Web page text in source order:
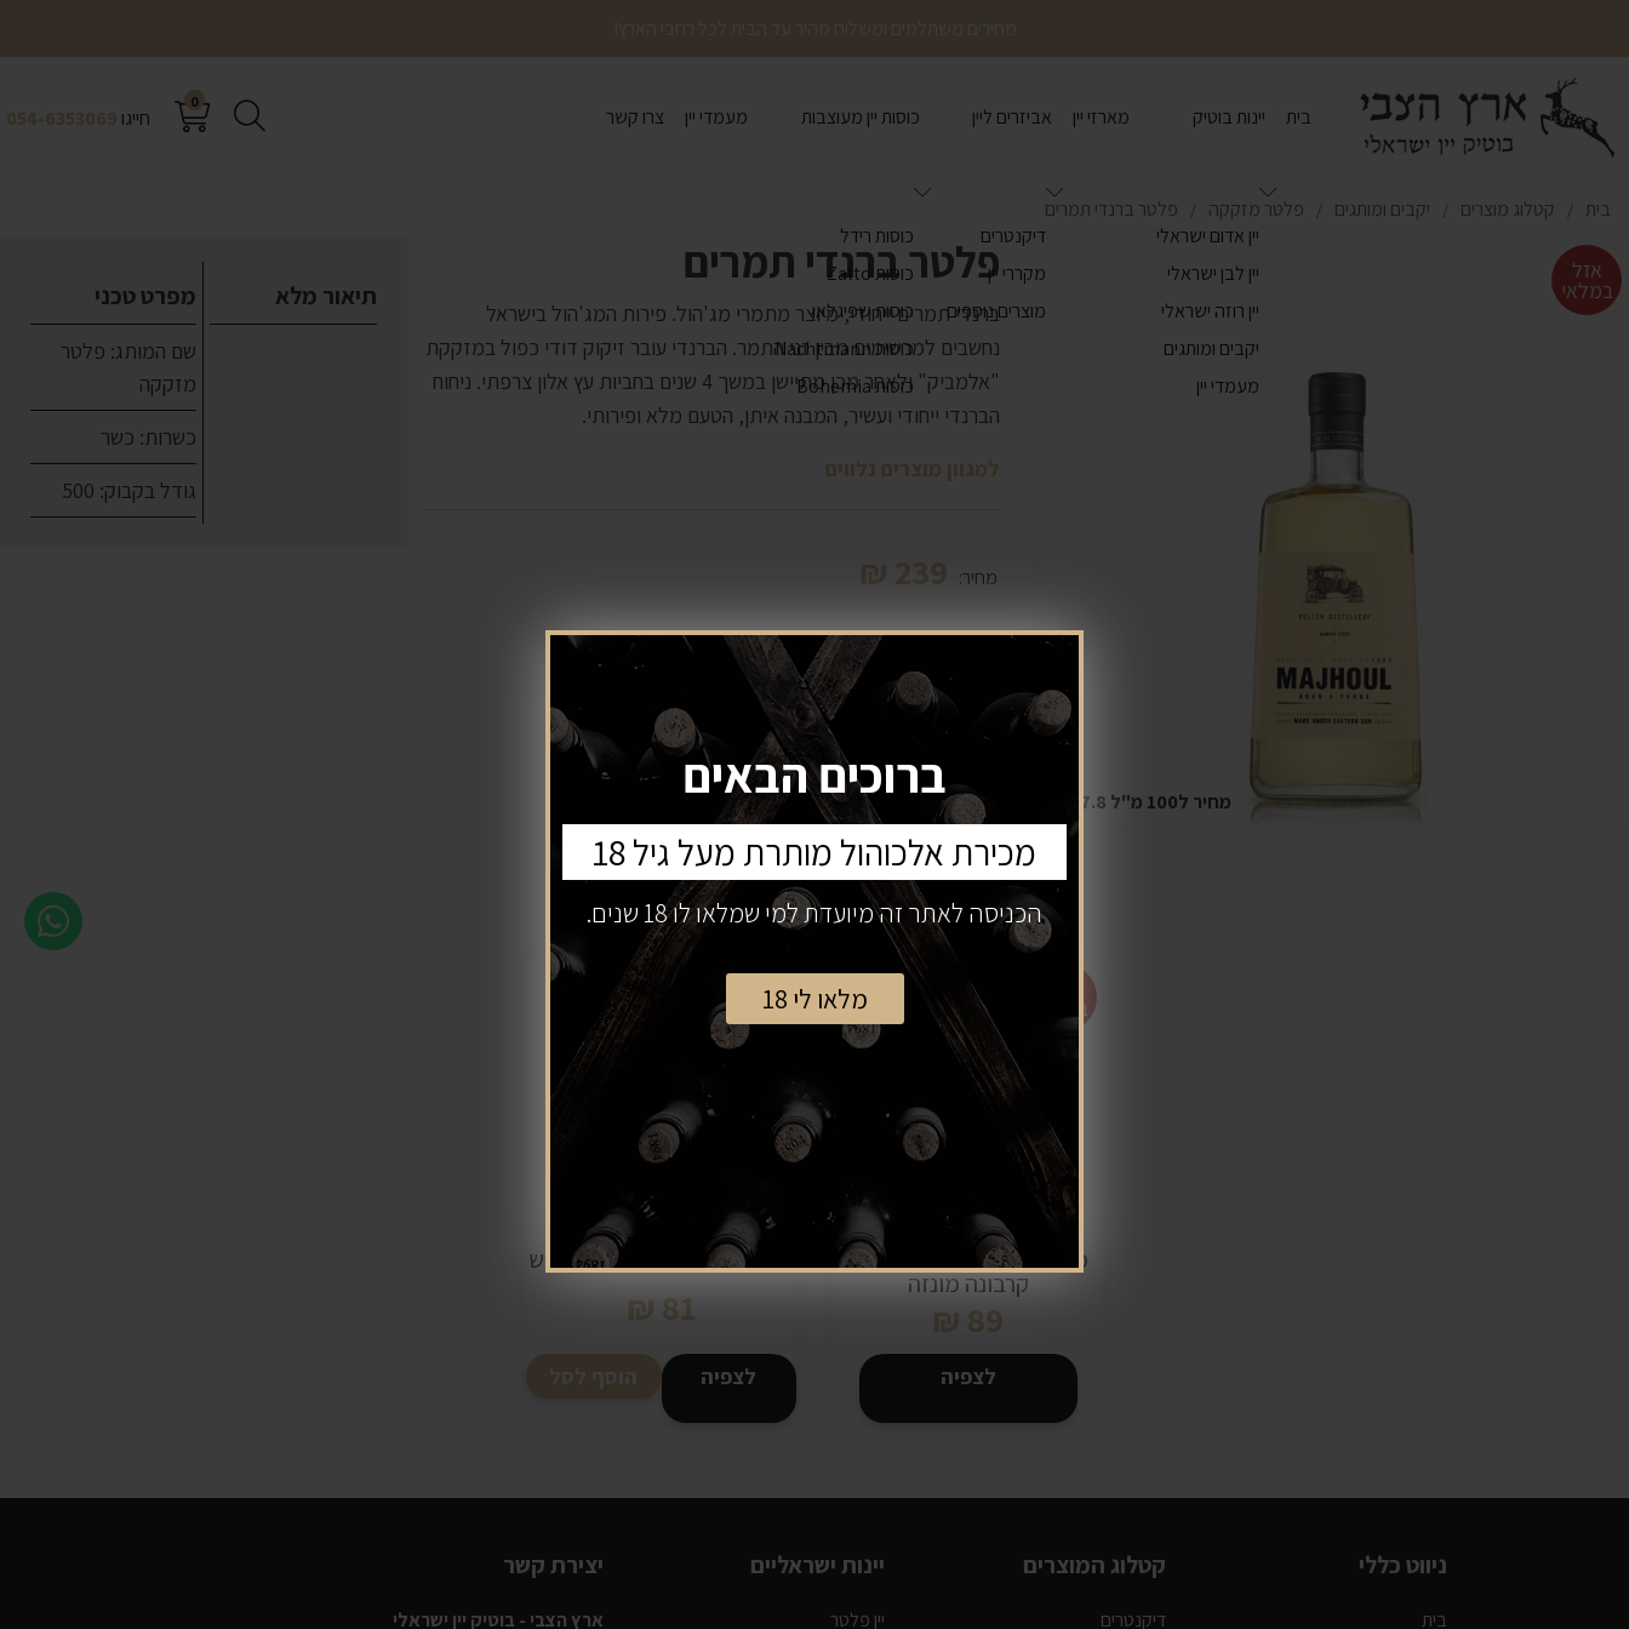
ברוכים הבאים
מכירת אלכוהול מותרת מעל גיל 18
הכניסה לאתר זה מיועדת למי שמלאו לו 18 שנים.
מלאו לי 18
בית יינות בוטיק
יין אדום ישראלי
יין לבן ישראלי
יין רוזה ישראלי
יקבים ומותגים
מעמדי יין
מארזי יין אביזרים ליין
דיקנטרים
מקררי יין
מוצרים נוספים
כוסות יין מעוצבות
כוסות רידל
כוסות Zalto
כוסות שפיגלאו
כוסות Nachtmann
כוסות Bohemia
מעמדי יין צרו קשר חייגו
0
בית / קטלוג מוצרים / יקבים ומותגים / פלטר מזקקה / פלטר ברנדי תמרים
מחיר ל100 מ"ל 47.8 ₪
אזל
במלאי
פלטר ברנדי תמרים
ברנדי תמרים ייחודי, מיוצר מתמרי מג'הול. פירות המג'הול בישראל
נחשבים למרשימים מבין זני התמר. הברנדי עובר זיקוק דודי כפול במזקקת
"אלמביק" ולאחר מכן מתיישן במשך 4 שנים בחביות עץ אלון צרפתי. ניחוח
הברנדי ייחודי ועשיר, המבנה איתן, הטעם מלא ופירותי.
מחיר: 239
₪
השארת פרטים
תיאור מלא מפרט טכני
שם המותג: פלטר
מזקקה
כשרות: כשר
גודל בקבוק: 500
מוצרים נלווים
במלאי
פותחן קליק קאט - פולטקס
קרבונה מונזה
89
₪
לצפיה
פלטר סובניון בלאן יין לבן יבש
81
₪
לצפיה
ניווט כללי
בית
קטלוג המוצרים
דיקנטרים
יינות ישראליים
יין פלטר
יצירת קשר
ארץ הצבי - בוטיק יין ישראלי